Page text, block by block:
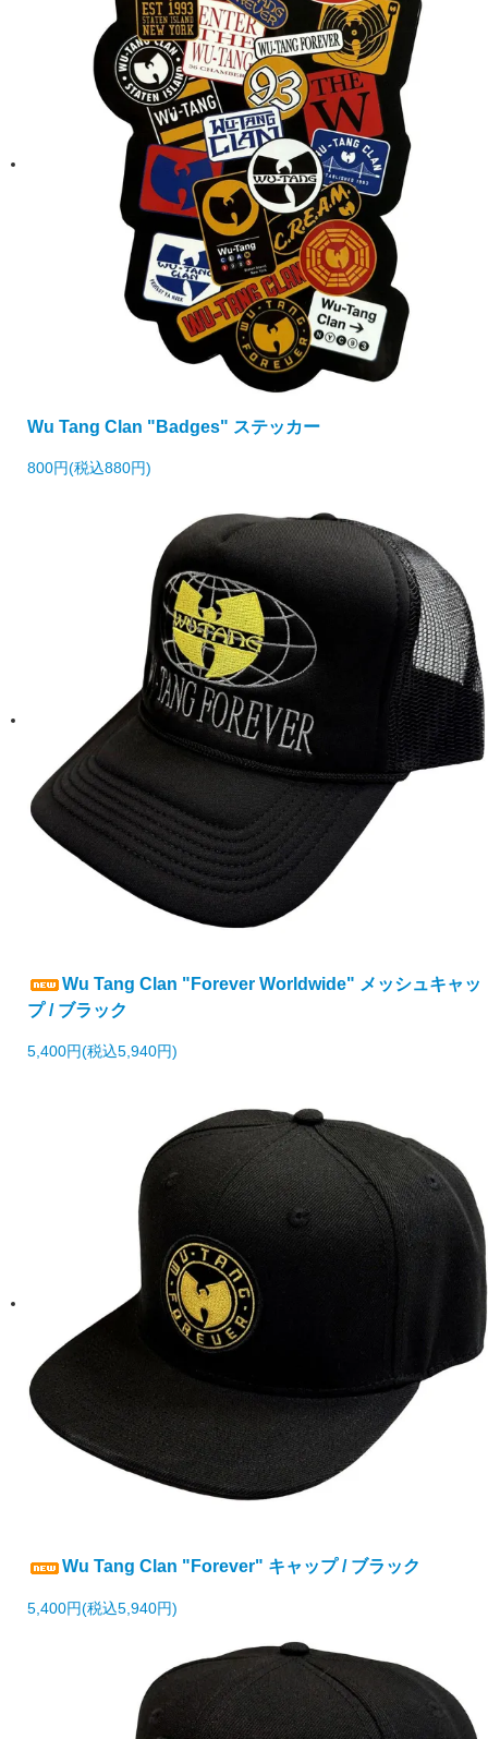
Wu Tang Clan "Badges" ステッカー
800円(税込880円)
Wu Tang Clan "Forever Worldwide" メッシュキャッ
プ / ブラック
5,400円(税込5,940円)
Wu Tang Clan "Forever" キャップ / ブラック
5,400円(税込5,940円)